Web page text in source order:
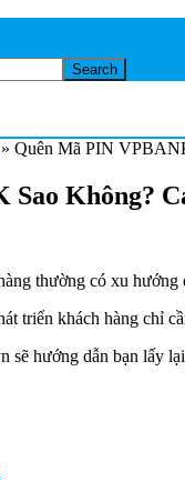
» Quên Mã PIN
Sao Không?
thường có xu hướng
triển khách hàng chỉ
sẽ hướng dẫn bạn lấy